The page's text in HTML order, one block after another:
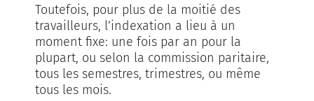
Toutefois, pour plus de la moitié des
travailleurs, l’indexation a lieu à un
moment fixe: une fois par an pour la
plupart, ou selon la commission paritaire,
tous les semestres, trimestres, ou même
tous les mois.